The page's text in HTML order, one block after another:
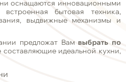
оснащаются инновационными
бытовая техника,
выдвижные механизмы и
предложат Вам выбрать по
составляющие идеальной кухни,